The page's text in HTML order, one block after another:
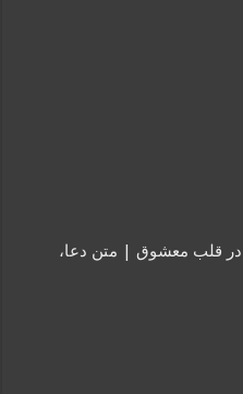
قلب معشوق | متن دعا،